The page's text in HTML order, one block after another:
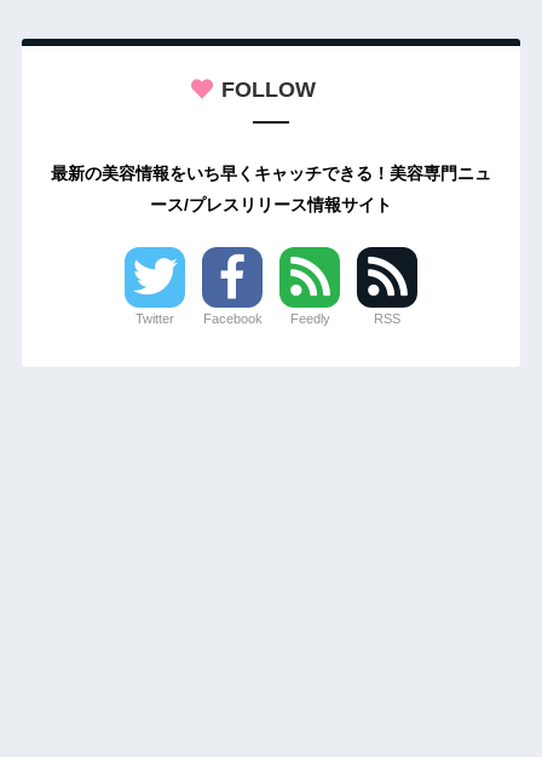
FOLLOW
最新の美容情報をいち早くキャッチできる！美容専門ニュ
ース/プレスリリース情報サイト
Twitter Facebook Feedly RSS